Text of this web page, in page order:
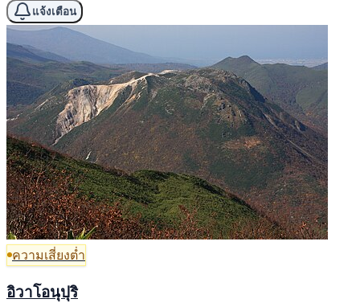
แจ้งเตือน
ความเสี่ยงต่ำ
อิวาโอนุปุริ